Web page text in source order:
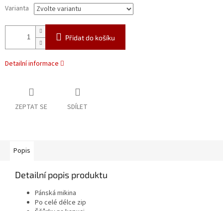
Varianta
Přidat do košíku
Detailní informace
ZEPTAT SE SDÍLET
Popis
Detailní popis produktu
Pánská mikina
Po celé délce zip